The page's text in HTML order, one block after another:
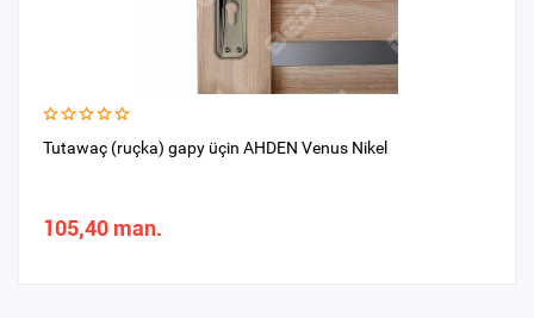
Tutawaç (ruçka) gapy üçin AHDEN Venus Nikel
105,40 man.